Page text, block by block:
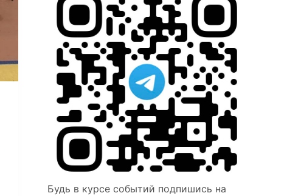
Будь в курсе событий подпишись на